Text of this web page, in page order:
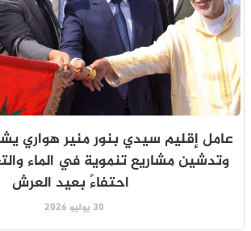
عامل إقليم سيدي بنور منير هواري
وتدشين مشاريع تنموية في الماء
احتفاءً بعيد العرش
30 يوليو 2026